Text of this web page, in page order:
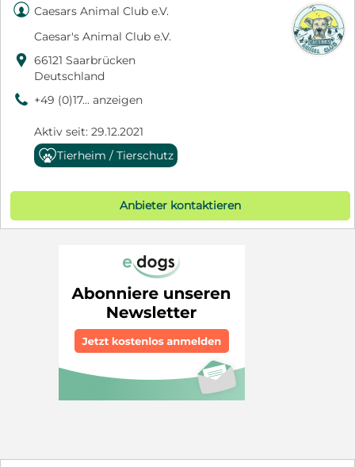
 Caesars Animal Club e.V.
Caesar's Animal Club e.V.
 66121 Saarbrücken
Deutschland
9 +49 (0)17... anzeigen
Aktiv seit: 29.12.2021
Tierheim / Tierschutz
Anbieter kontaktieren